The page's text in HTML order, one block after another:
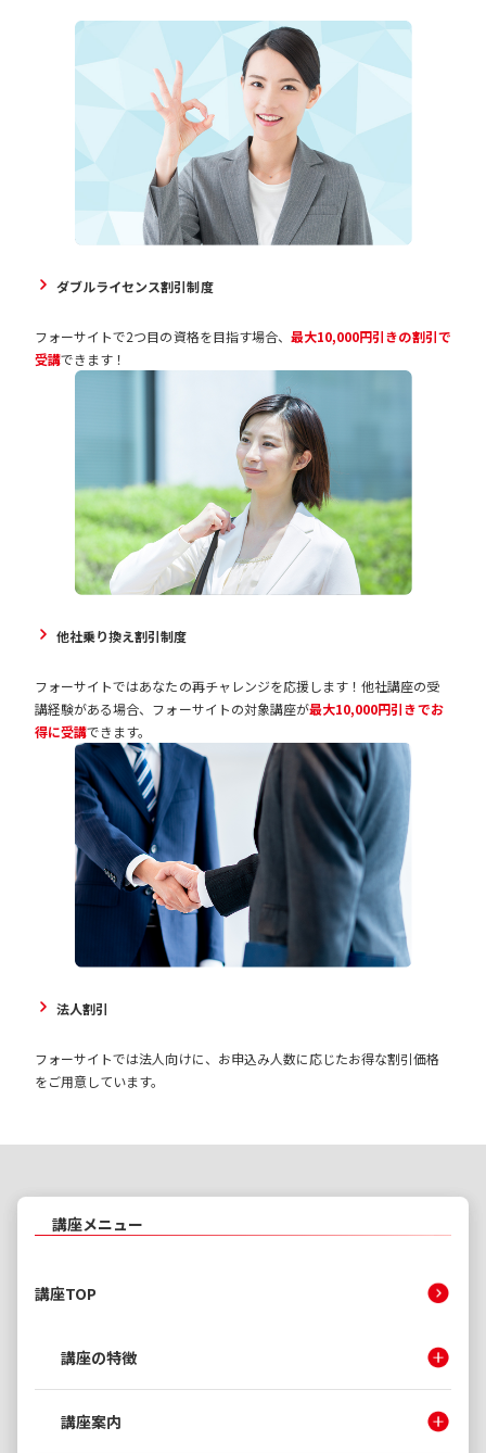
ダブルライセンス割引制度
フォーサイトで2つ目の資格を目指す場合、 最大10,000円引きの割引で
受講できます！
他社乗り換え割引制度
フォーサイトではあなたの再チャレンジを応援します！他社講座の受
講経験がある場合、フォーサイトの対象講座が最大10,000円引きでお
得に受講できます。
法人割引
フォーサイトでは法人向けに、お申込み人数に応じたお得な割引価格
をご用意しています。
講座メニュー
講座TOP
講座の特徴
講座案内